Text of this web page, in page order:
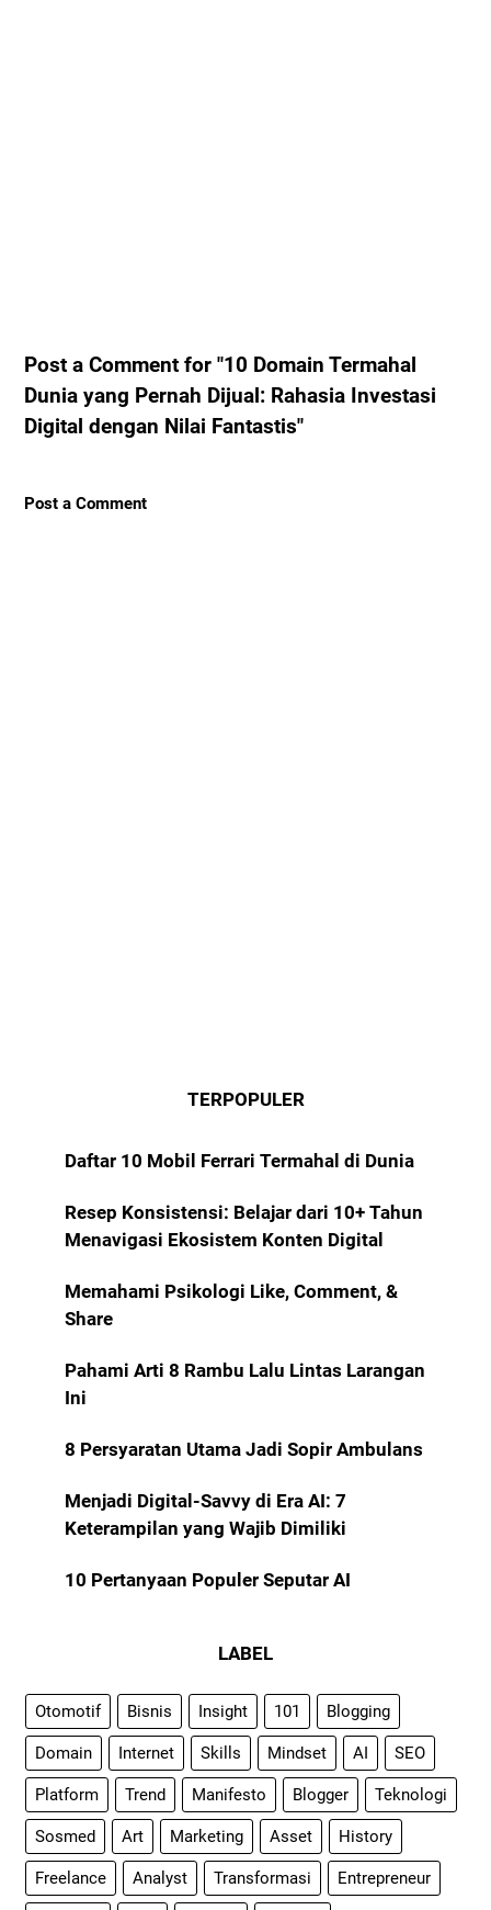
Post a Comment for "10 Domain Termahal
Dunia yang Pernah Dijual: Rahasia Investasi
Digital dengan Nilai Fantastis"
Post a Comment
TERPOPULER
Daftar 10 Mobil Ferrari Termahal di Dunia
Resep Konsistensi: Belajar dari 10+ Tahun
Menavigasi Ekosistem Konten Digital
Memahami Psikologi Like, Comment, &
Share
Pahami Arti 8 Rambu Lalu Lintas Larangan
Ini
8 Persyaratan Utama Jadi Sopir Ambulans
Menjadi Digital-Savvy di Era AI: 7
Keterampilan yang Wajib Dimiliki
10 Pertanyaan Populer Seputar AI
LABEL
Otomotif Bisnis Insight 101 Blogging
Domain Internet Skills Mindset AI SEO
Platform Trend Manifesto Blogger Teknologi
Sosmed Art Marketing Asset History
Freelance Analyst Transformasi Entrepreneur